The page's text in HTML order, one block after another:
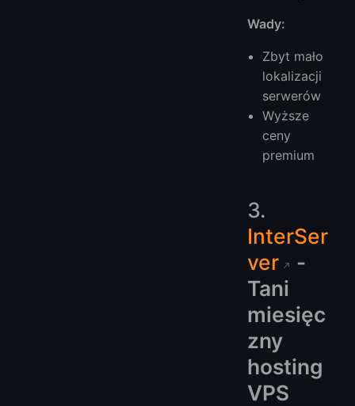
Wady:
Zbyt mało
lokalizacji
serwerów
Wyższe
ceny
premium
3.
InterSer
ver
-
Tani
miesięc
zny
hosting
VPS